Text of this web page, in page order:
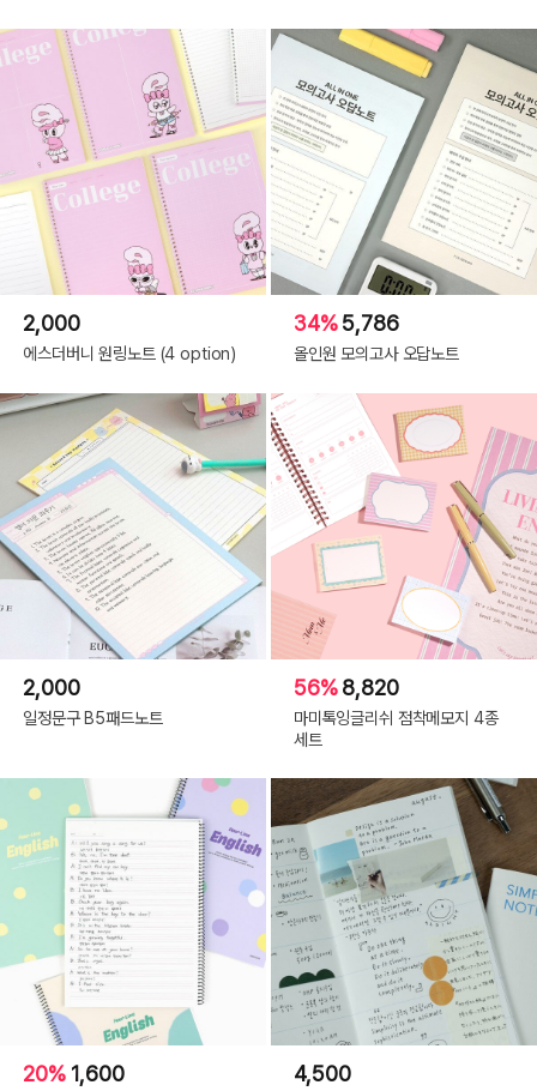
2,000
에스더버니 원링노트 (4 option)
34%5,786
올인원 모의고사 오답노트
2,000
일정문구 B5패드노트
56%8,820
마미톡잉글리쉬 점착메모지 4종
세트
20% 1,600 4,500